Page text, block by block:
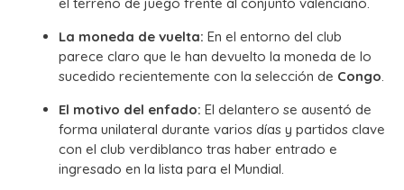
La moneda de vuelta: En el entorno del club
parece claro que le han devuelto la moneda de lo
sucedido recientemente con la selección de Congo
El motivo del enfado: El delantero se ausentó de
forma unilateral durante varios días y partidos clave
con el club verdiblanco tras haber entrado e
ingresado en la lista para el Mundial.